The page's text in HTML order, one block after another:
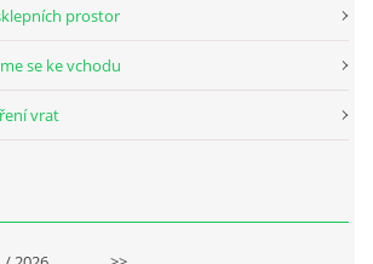
prostor
se ke vchodu
vrat